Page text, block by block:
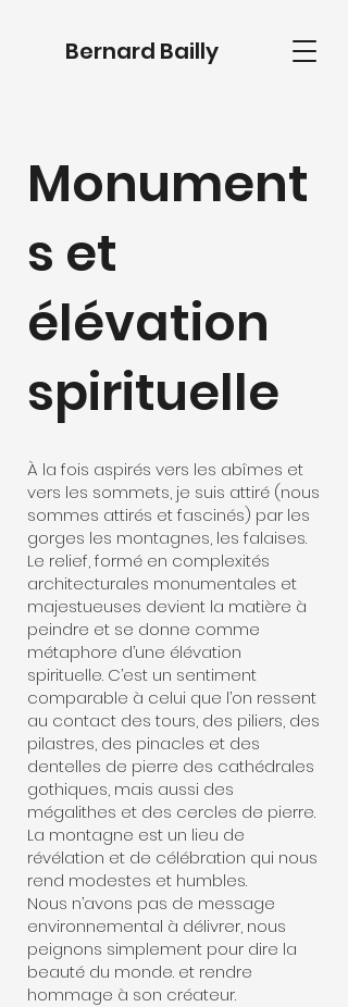
Bernard Bailly
Monument
s et
élévation
spirituelle
À la fois aspirés vers les abîmes et
vers les sommets, je suis attiré (nous
sommes attirés et fascinés) par les
gorges les montagnes, les falaises.
Le relief, formé en complexités
architecturales monumentales et
majestueuses devient la matière à
peindre et se donne comme
métaphore d’une élévation
spirituelle. C’est un sentiment
comparable à celui que l’on ressent
au contact des tours, des piliers, des
pilastres, des pinacles et des
dentelles de pierre des cathédrales
gothiques, mais aussi des
mégalithes et des cercles de pierre.
La montagne est un lieu de
révélation et de célébration qui nous
rend modestes et humbles.
Nous n’avons pas de message
environnemental à délivrer, nous
peignons simplement pour dire la
beauté du monde. et rendre
hommage à son créateur.